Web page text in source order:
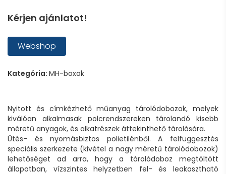
Kérjen ajánlatot!
Webshop
Kategória: MH-boxok
Nyitott és címkézhető műanyag tárolódobozok, melyek
kiválóan alkalmasak polcrendszereken tárolandó kisebb
méretű anyagok, és alkatrészek áttekinthető tárolására.
Ütés- és nyomásbiztos polietilénből. A felfüggesztés
speciális szerkezete (kivétel a nagy méretű tárolódobozok)
lehetőséget ad arra, hogy a tárolódoboz megtöltött
állapotban, vízszintes helyzetben fel- és leakasztható